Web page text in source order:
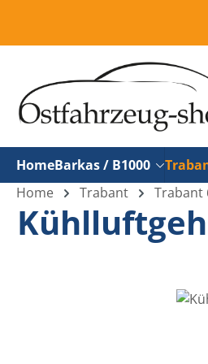
HomeBarkas / B1000
Home
Trabant Trabant
Bildergalerie überspringen